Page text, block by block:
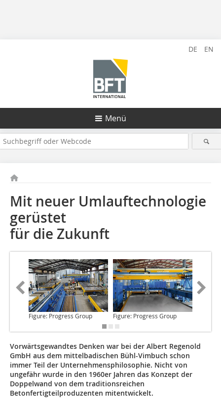
DE EN
Menü
Mit neuer Umlauftechnologie
gerüstet
für die Zukunft
Figure: Progress Group Figure: Progress Group
Vorwärtsgewandtes Denken war bei der Albert Regenold
GmbH aus dem mittelbadischen Bühl-Vimbuch schon
immer Teil der Unternehmensphilosophie. Nicht von
ungefähr wurde in den 1960er Jahren das Konzept der
Doppelwand von dem traditions­reichen
Betonfertigteilproduzenten mitentwickelt.